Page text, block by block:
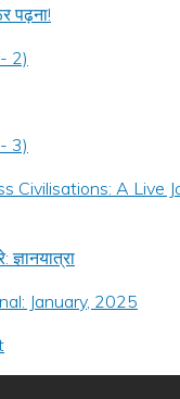
पढ़ना!
2)
3)
Civilisations: A Live
ज्ञानयात्रा
January, 2025